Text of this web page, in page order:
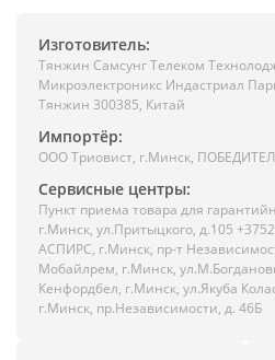
Изготовитель:
Тянжин Самсунг Телеком
Микроэлектроникс Индастриал
Тянжин 300385, Китай
Импортёр:
ООО Триовист, г.Минск,
Сервисные центры:
Пункт приема товара для
г.Минск, ул.Притыцкого, д.105
АСПИРС, г.Минск, пр-т
Мобайлрем, г.Минск,
Кенфордбел, г.Минск, ул.Якуба
г.Минск, пр.Независимости, д. 46Б